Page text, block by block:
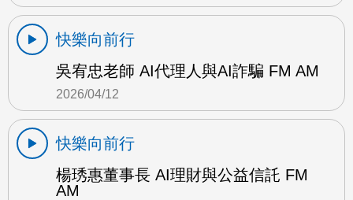
快樂向前行
吳宥忠老師 AI代理人與AI詐騙 FM AM
2026/04/12
快樂向前行
楊琇惠董事長 AI理財與公益信託 FM
AM